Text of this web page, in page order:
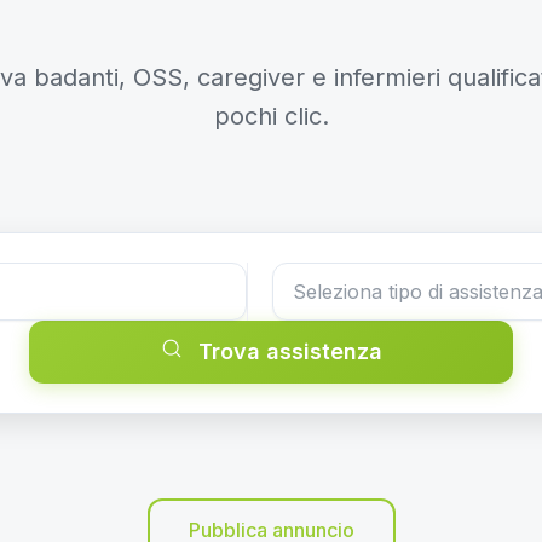
badanti, OSS, caregiver e infermieri
pochi clic.
Trova assistenza
Pubblica annuncio